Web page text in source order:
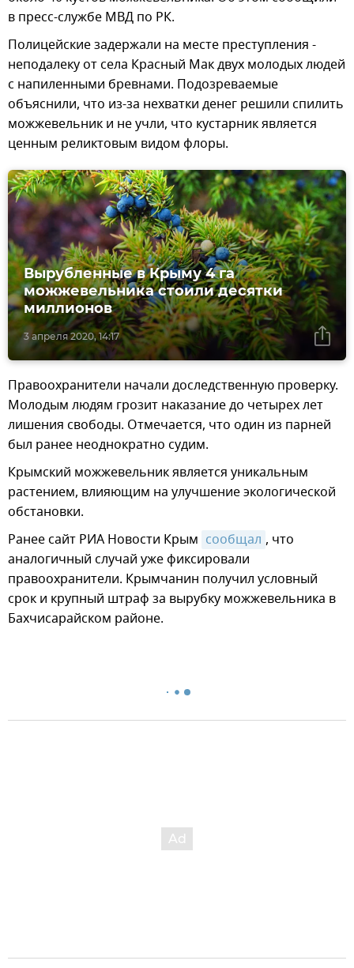
в пресс-службе МВД по РК.
Полицейские задержали на месте преступления -
неподалеку от села Красный Мак двух молодых людей
с напиленными бревнами. Подозреваемые
объяснили, что из-за нехватки денег решили спилить
можжевельник и не учли, что кустарник является
ценным реликтовым видом флоры.
3 апреля 2020, 14:17
Вырубленные в Крыму 4 га
можжевельника стоили десятки
миллионов
Правоохранители начали доследственную проверку.
Молодым людям грозит наказание до четырех лет
лишения свободы. Отмечается, что один из парней
был ранее неоднократно судим.
Крымский можжевельник является уникальным
растением, влияющим на улучшение экологической
обстановки.
Ранее сайт РИА Новости Крым сообщал , что
аналогичный случай уже фиксировали
правоохранители. Крымчанин получил условный
срок и крупный штраф за вырубку можжевельника в
Бахчисарайском районе.